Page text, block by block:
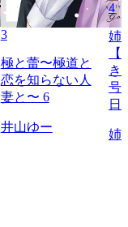
3
極と蕾〜極道と
恋を知らない人
妻と〜 6
井山ゆー
4
姉
き
号
日
姉